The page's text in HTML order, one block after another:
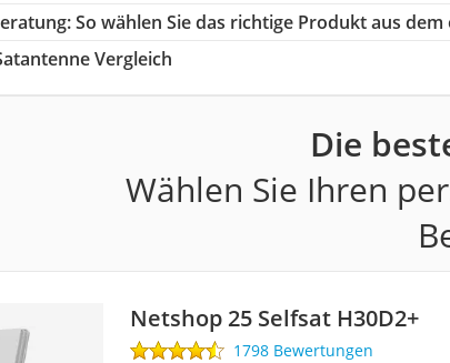
: So wählen Sie das richtige Produkt aus
Vergleich
Die
Wählen Sie Ihren
Netshop 25 Selfsat H30D2+
1798 Bewertungen